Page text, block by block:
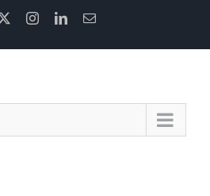
InstagramLinkedInEmail